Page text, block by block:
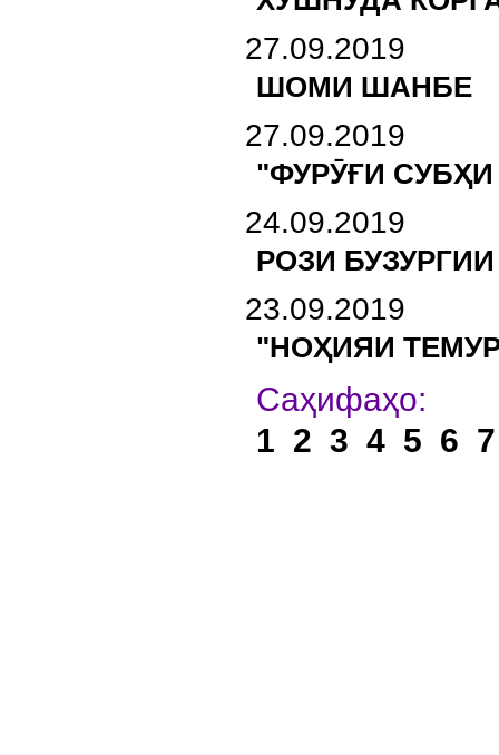
27.09.2019
ШОМИ ШАНБЕ
27.09.2019
"ФУРӮҒИ
24.09.2019
РОЗИ
23.09.2019
"НОҲИЯИ
1 2 3 4 5 6 7